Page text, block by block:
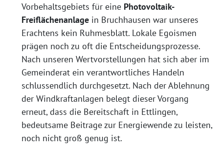
Vorbehaltsgebiets für eine Photovoltaik-
Freiflächenanlage in Bruchhausen war unseres
Erachtens kein Ruhmesblatt. Lokale Egoismen
prägen noch zu oft die Entscheidungsprozesse.
Nach unseren Wertvorstellungen hat sich aber im
Gemeinderat ein verantwortliches Handeln
schlussendlich durchgesetzt. Nach der Ablehnung
der Windkraftanlagen belegt dieser Vorgang
erneut, dass die Bereitschaft in Ettlingen,
bedeutsame Beitrage zur Energiewende zu leisten,
noch nicht groß genug ist.